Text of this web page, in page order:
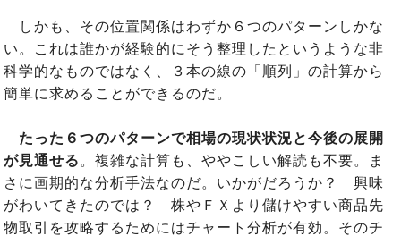
しかも、その位置関係はわずか６つのパターンしかな
い。これは誰かが経験的にそう整理したというような非
科学的なものではなく、３本の線の「順列」の計算から
簡単に求めることができるのだ。
たった６つのパターンで相場の現状状況と今後の展開
が見通せる 。複雑な計算も、ややこしい解読も不要。ま
さに画期的な分析手法なのだ。いかがだろうか？ 興味
がわいてきたのでは？ 株やＦＸより儲けやすい商品先
物取引を攻略するためにはチャート分析が有効。そのチ